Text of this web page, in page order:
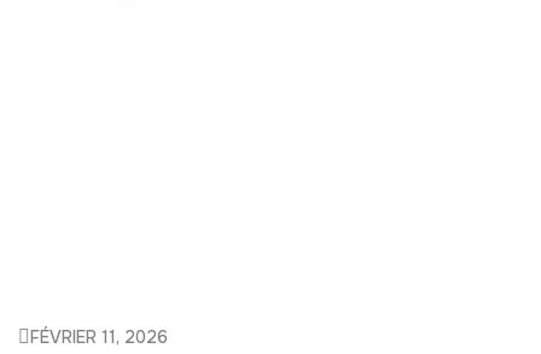
FÉVRIER 11, 2026